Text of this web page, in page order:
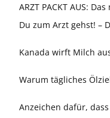
ARZT PACKT AUS:
Du zum Arzt gehst! –
Kanada wirft Milch
Warum tägliches
Anzeichen dafür,